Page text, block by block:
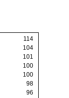
114
104
101
100
100
98
96